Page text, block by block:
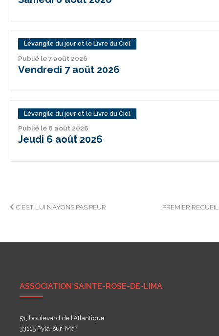
L’évangile du jour et le Livre du Ciel
Publié le 7 août 2026
Vendredi 7 août 2026
L’évangile du jour et le Livre du Ciel
Publié le 6 août 2026
Jeudi 6 août 2026
Navigation
C’EST LUI N’AYONS PAS PEUR PREMIER
ASSOCIATION SAINTE-ROSE-DE-LIMA
51, boulevard de l’Atlantique
33115 Pyla-sur-Mer